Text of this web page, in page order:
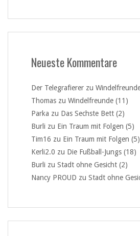
Neueste Kommentare
Der Telegrafierer zu
Thomas zu Windelfreunde (11)
Parka zu Das Sechste Bett (2)
Burli zu Ein Traum mit Folgen (5)
Tim16 zu Ein Traum mit Folgen (5)
Kerli2.0 zu Die Fußball-Jungs (18)
Burli zu Stadt ohne Gesicht (2)
Nancy PROUD zu Stadt ohne